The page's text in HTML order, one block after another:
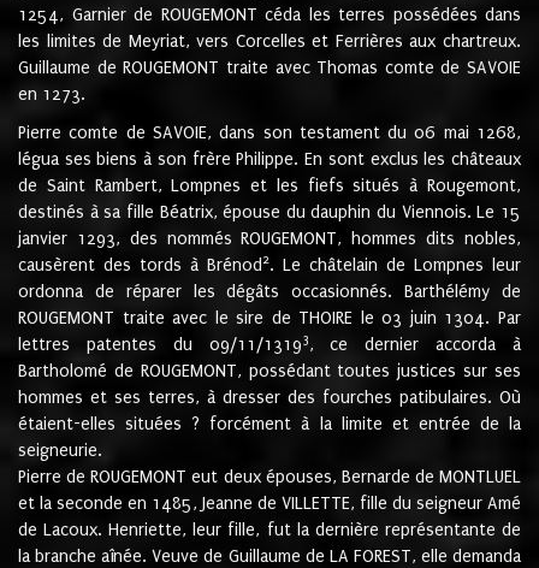
1254, Garnier de ROUGEMONT céda les terres possédées dans
les limites de Meyriat, vers Corcelles et Ferrières aux chartreux.
Guillaume de ROUGEMONT traite avec Thomas comte de SAVOIE
en 1273.
Pierre comte de SAVOIE, dans son testament du 06 mai 1268,
légua ses biens à son frère Philippe. En sont exclus les châteaux
de Saint Rambert, Lompnes et les fiefs situés à Rougemont,
destinés à sa fille Béatrix, épouse du dauphin du Viennois. Le 15
janvier 1293, des nommés ROUGEMONT, hommes dits nobles,
causèrent des tords à Brénod 2. Le châtelain de Lompnes leur
ordonna de réparer les dégâts occasionnés. Barthélémy de
ROUGEMONT traite avec le sire de THOIRE le 03 juin 1304. Par
lettres patentes du 09/11/13193, ce dernier accorda à
Bartholomé de ROUGEMONT, possédant toutes justices sur ses
hommes et ses terres, à dresser des fourches patibulaires. Où
étaient-elles situées ? forcément à la limite et entrée de la
seigneurie.
Pierre de ROUGEMONT eut deux épouses, Bernarde de MONTLUEL
et la seconde en 1485, Jeanne de VILLETTE, fille du seigneur Amé
de Lacoux. Henriette, leur fille, fut la dernière représentante de
la branche aînée. Veuve de Guillaume de LA FOREST, elle demanda